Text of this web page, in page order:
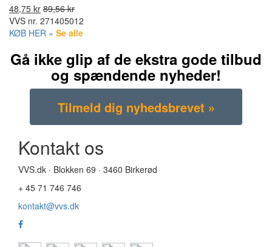
48,75 kr 89,56 kr
VVS nr. 271405012
KØB HER » Se alle
Gå ikke glip af de ekstra gode tilbud
og spændende nyheder!
Kontakt os
VVS.dk · Blokken 69 · 3460 Birkerød
+ 45 71 746 746
kontakt@vvs.dk